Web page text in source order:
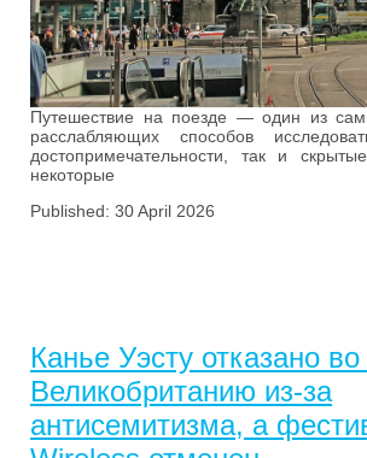
Путешествие на поезде — один из
расслабляющих способов
достопримечательности, так и
некоторые
Published: 30 April 2026
Канье Уэсту отказано
Великобританию из-за
антисемитизма, а